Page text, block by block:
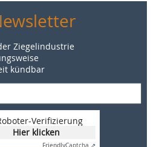
Ziegelindustrie
kündbar
Verifizierung
Hier klicken
FriendlyCaptcha ⇗